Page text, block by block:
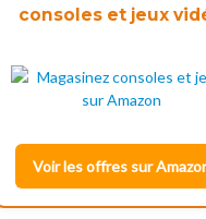
consoles et jeux
Voir les offres sur